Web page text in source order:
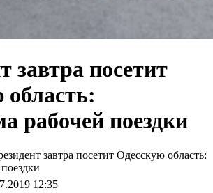
завтра посетит
рабочей поездки
завтра посетит Одесскую область:
12:35